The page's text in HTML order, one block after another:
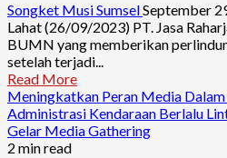
Songket Musi SumselSeptember
Lahat (26/09/2023) PT. Jasa
BUMN yang memberikan
setelah terjadi...
Read More
Meningkatkan Peran Media
Administrasi Kendaraan Berlalu
Gelar Media Gathering
2 min read